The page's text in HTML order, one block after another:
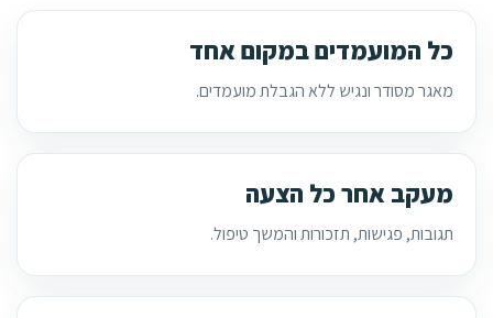
כל המועמדים במקום אחד
מאגר מסודר ונגיש ללא הגבלת מועמדים.
מעקב אחר כל הצעה
תגובות, פגישות, תזכורות והמשך טיפול.